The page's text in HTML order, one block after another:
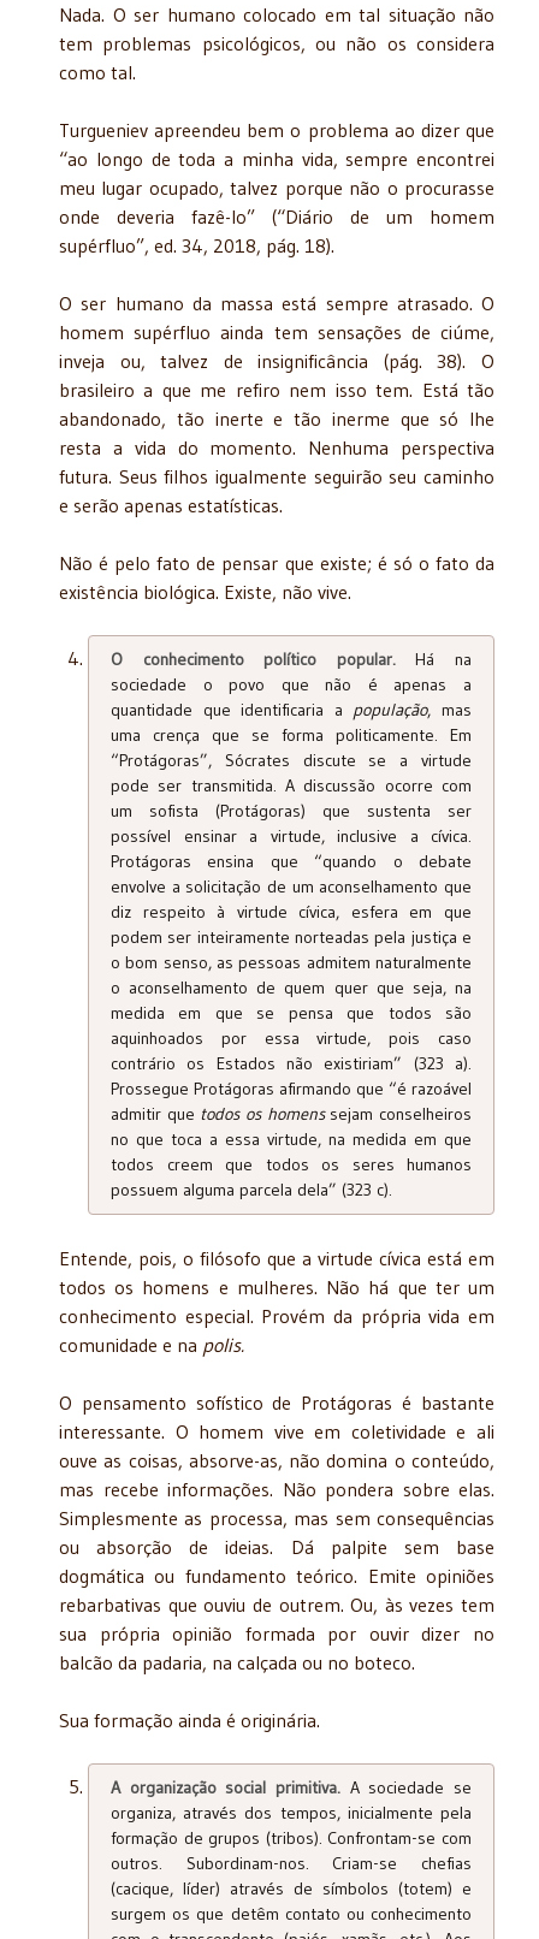
Nada. O ser humano colocado em tal situação não
tem problemas psicológicos, ou não os considera
como tal.
Turgueniev apreendeu bem o problema ao dizer que
“ao longo de toda a minha vida, sempre encontrei
meu lugar ocupado, talvez porque não o procurasse
onde deveria fazê-lo” (“Diário de um homem
supérfluo”, ed. 34, 2018, pág. 18).
O ser humano da massa está sempre atrasado. O
homem supérfluo ainda tem sensações de ciúme,
inveja ou, talvez de insignificância (pág. 38). O
brasileiro a que me refiro nem isso tem. Está tão
abandonado, tão inerte e tão inerme que só lhe
resta a vida do momento. Nenhuma perspectiva
futura. Seus filhos igualmente seguirão seu caminho
e serão apenas estatísticas.
Não é pelo fato de pensar que existe; é só o fato da
existência biológica. Existe, não vive.
O conhecimento político popular.Há na
sociedade o povo que não é apenas a
quantidade que identificaria a população, mas
uma crença que se forma politicamente. Em
“Protágoras”, Sócrates discute se a virtude
pode ser transmitida. A discussão ocorre com
um sofista (Protágoras) que sustenta ser
possível ensinar a virtude, inclusive a cívica.
Protágoras ensina que “quando o debate
envolve a solicitação de um aconselhamento que
diz respeito à virtude cívica, esfera em que
podem ser inteiramente norteadas pela justiça e
o bom senso, as pessoas admitem naturalmente
o aconselhamento de quem quer que seja, na
medida em que se pensa que todos são
aquinhoados por essa virtude, pois caso
contrário os Estados não existiriam” (323 a).
Prossegue Protágoras afirmando que “é razoável
admitir que todos os homenssejam conselheiros
no que toca a essa virtude, na medida em que
todos creem que todos os seres humanos
possuem alguma parcela dela” (323 c).
Entende, pois, o filósofo que a virtude cívica está em
todos os homens e mulheres. Não há que ter um
conhecimento especial. Provém da própria vida em
comunidade e na polis.
O pensamento sofístico de Protágoras é bastante
interessante. O homem vive em coletividade e ali
ouve as coisas, absorve-as, não domina o conteúdo,
mas recebe informações. Não pondera sobre elas.
Simplesmente as processa, mas sem consequências
ou absorção de ideias. Dá palpite sem base
dogmática ou fundamento teórico. Emite opiniões
rebarbativas que ouviu de outrem. Ou, às vezes tem
sua própria opinião formada por ouvir dizer no
balcão da padaria, na calçada ou no boteco.
Sua formação ainda é originária.
A organização social primitiva. A sociedade se
organiza, através dos tempos, inicialmente pela
formação de grupos (tribos). Confrontam-se com
outros. Subordinam-nos. Criam-se chefias
(cacique, líder) através de símbolos (totem) e
surgem os que detêm contato ou conhecimento